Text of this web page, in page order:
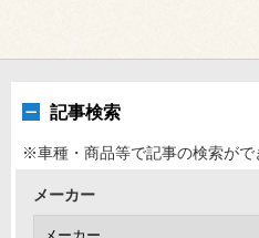
記事検索
※車種・商品等で記事の検索がで
メーカー